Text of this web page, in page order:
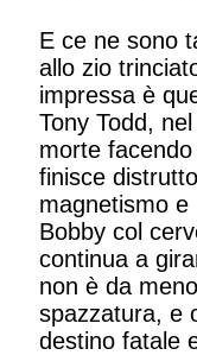
E ce ne sono
allo zio
impressa è
Tony Todd,
morte
finisce
magnetismo
Bobby col
continua a
non è da
spazzatura, e
destino fatale